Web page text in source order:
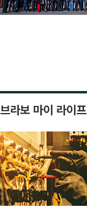
브라보 마이 라이프